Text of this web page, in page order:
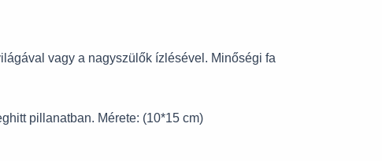
vagy a nagyszülők ízlésével. Minőségi fa
pillanatban. Mérete: (10*15 cm)